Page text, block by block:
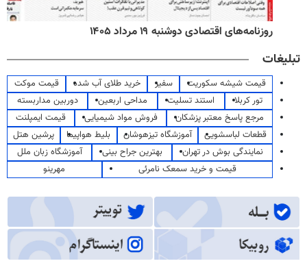
روزنامه‌های اقتصادی دوشنبه ۱۹ مرداد ۱۴۰۵
تبلیغات
قیمت شیشه سکوریت سفیر خرید طلای آب شده
قیمت موکت
تور کربلا
استند تسلیت مداحی اربعین
دوربین مداربسته
مرجع پاسخ معتبر پزشکان
فروش مواد شیمیایی
قیمت ایمپلنت
قطعات لباسشویی
آموزشگاه تیزهوشان بلیط هواپیما
پرشین هتل
نمایندگی بوش در تهران
بهترین جراح بینی
آموزشگاه زبان ملل
قیمت و خرید سمعک نامرئی
مهرینو